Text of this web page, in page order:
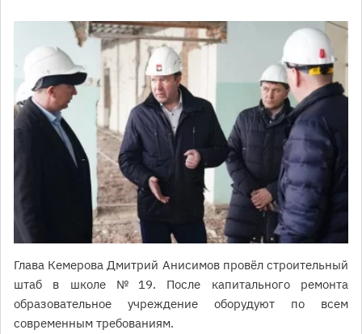
Глава Кемерова Дмитрий Анисимов провёл строительный
штаб в школе № 19. После капитального ремонта
образовательное учреждение оборудуют по всем
современным требованиям.